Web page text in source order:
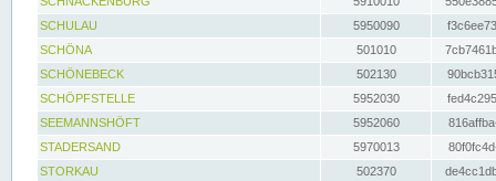
SCHULAU
5950090
SCHÖNA
501010
SCHÖNEBECK
502130
SCHÖPFSTELLE
5952030
SEEMANNSHÖFT
5952060
STADERSAND
5970013
STORKAU
502370